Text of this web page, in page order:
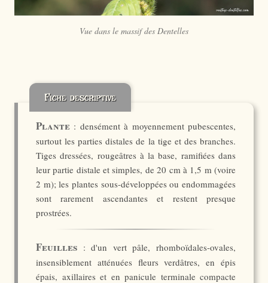
Vue dans le massif des Dentelles
Fiche descriptive
Plante : densément à moyennement pubescentes,
surtout les parties distales de la tige et des branches.
Tiges dressées, rougeâtres à la base, ramifiées dans
leur partie distale et simples, de 20 cm à 1,5 m (voire
2 m); les plantes sous-développées ou endommagées
sont rarement ascendantes et restent presque
prostrées.
Feuilles : d'un vert pâle, rhomboïdales-ovales,
insensiblement atténuées fleurs verdâtres, en épis
épais, axillaires et en panicule terminale compacte